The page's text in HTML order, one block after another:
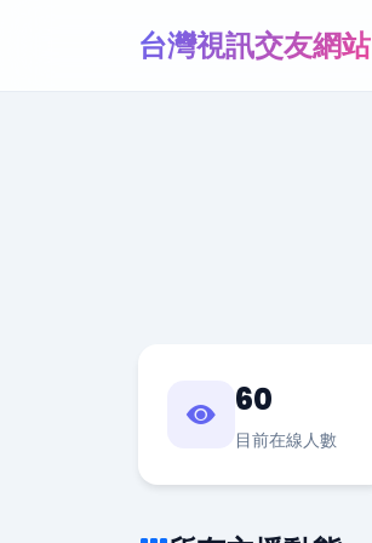
台灣視訊交友網站
60
目前在線人數